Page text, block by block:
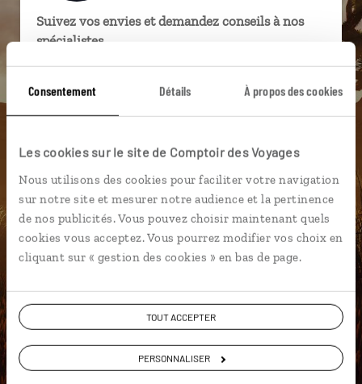
Consentement Détails À propos des cookies
Les cookies sur le site de Comptoir des Voyages
Nous utilisons des cookies pour faciliter votre navigation
sur notre site et mesurer notre audience et la pertinence
de nos publicités. Vous pouvez choisir maintenant quels
cookies vous acceptez. Vous pourrez modifier vos choix en
cliquant sur « gestion des cookies » en bas de page.
TOUT ACCEPTER
PERSONNALISER
Suivez vos envies et demandez conseils à nos
spécialistes
près de vos envies et de la réalité du pays.
Échangez en face à face ou depuis nos studios
téléphone.
Vous gardez le même interlocuteur avant,
pendant et après votre voyage.
DEMANDER UN DEVIS
ou
Construisez votre voyage avec un spécialiste Etats-
Unis